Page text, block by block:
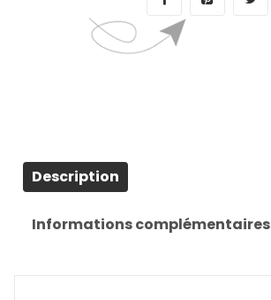
Description
Informations complémentaires